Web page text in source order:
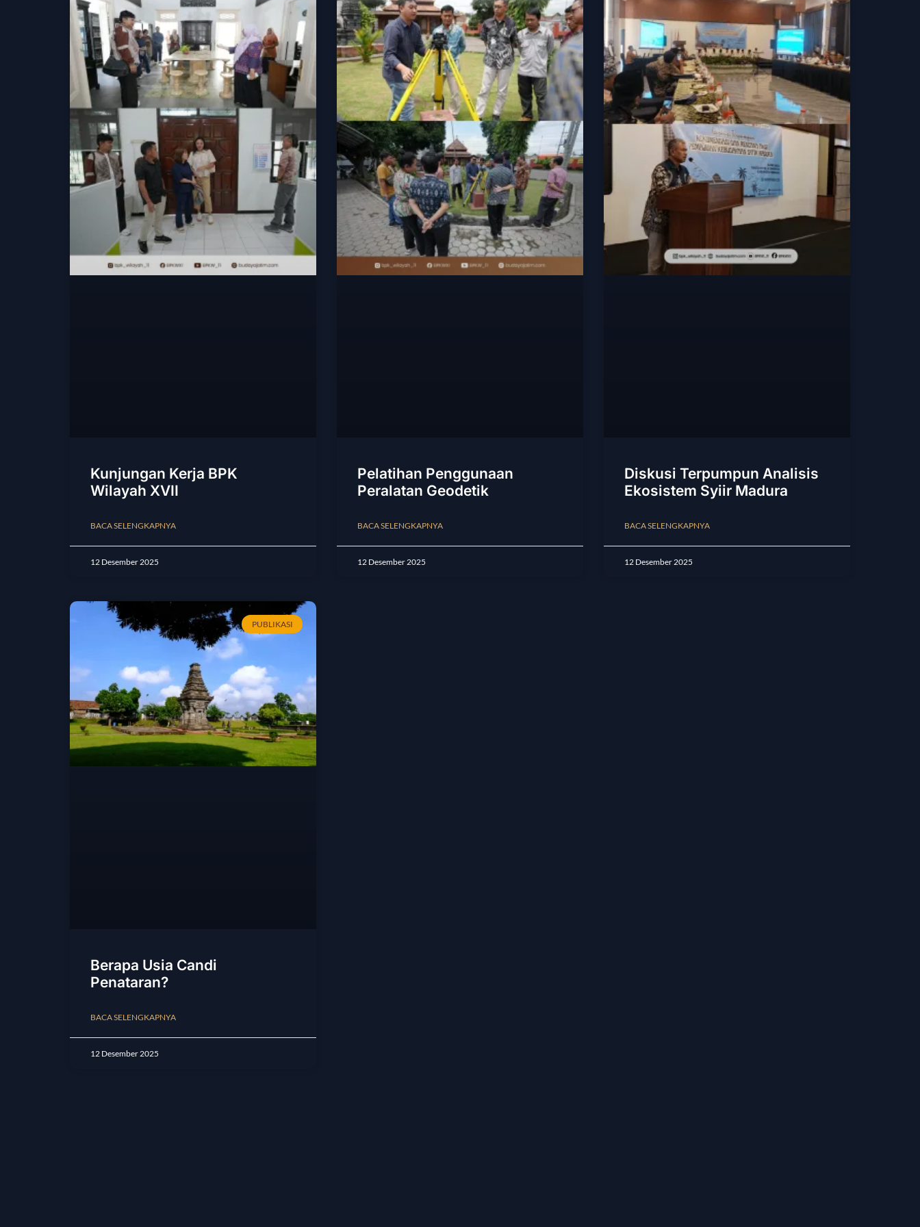
Kunjungan Kerja BPK
Wilayah XVII
BACA SELENGKAPNYA
12 Desember 2025
Pelatihan Penggunaan
Peralatan Geodetik
BACA SELENGKAPNYA
12 Desember 2025
Diskusi Terpumpun Analisis
Ekosistem Syiir Madura
BACA SELENGKAPNYA
12 Desember 2025
PUBLIKASI
Berapa Usia Candi
Penataran?
BACA SELENGKAPNYA
12 Desember 2025